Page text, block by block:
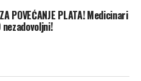
POVEĆANJE PLATA! Medicinari
nezadovoljni!